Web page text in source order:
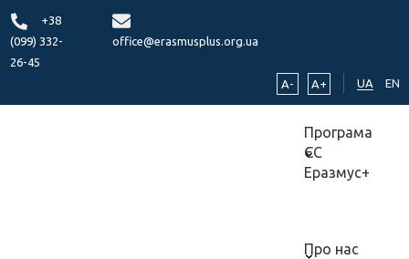
+38
(099) 332-
26-45
office@erasmusplus.org.ua
A- A+ UA EN
Програма
ЄС
Еразмус+
Про нас